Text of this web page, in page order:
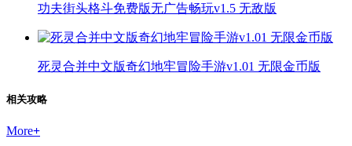
功夫街头格斗免费版无广告畅玩v1.5 无敌版
死灵合并中文版奇幻地牢冒险手游v1.01 无限金币版
相关攻略
More+